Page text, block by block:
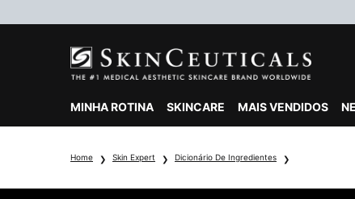
MINHA ROTINA SKINCARE MAIS VENDIDOS
Home Skin Expert Dicionário De Ingredientes